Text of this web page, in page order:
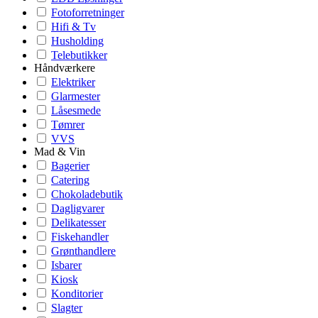
Fotoforretninger
Hifi & Tv
Husholding
Telebutikker
Håndværkere
Elektriker
Glarmester
Låsesmede
Tømrer
VVS
Mad & Vin
Bagerier
Catering
Chokoladebutik
Dagligvarer
Delikatesser
Fiskehandler
Grønthandlere
Isbarer
Kiosk
Konditorier
Slagter